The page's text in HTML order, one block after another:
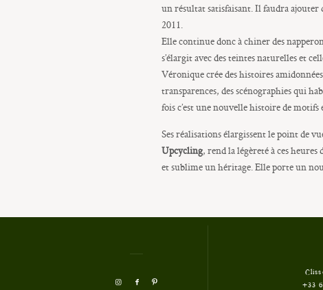
un résultat satisfaisant. Il faudra ajouter
2011.
Elle continue donc à chiner des
s’élargit avec des teintes naturelles et
Véronique crée des histoires
transparences, des scénographies qui
fois c’est une nouvelle histoire de motifs
Ses réalisations élargissent le point de
Upcycling, rend la légèreté à ces heures
et sublime un héritage. Elle porte un
+33